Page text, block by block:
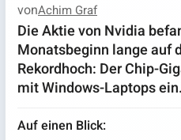
vonAchim Graf
Die Aktie von Nvidia
Monatsbeginn lange auf
Rekordhoch: Der Chip-
mit Windows-Laptops ein.
Auf einen Blick: